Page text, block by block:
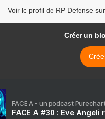
Voir le profil de RP Defense
Créer un
FACE A - un podcast
FACE A #30 : Eve